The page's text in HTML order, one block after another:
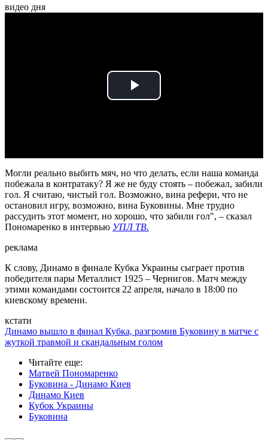
видео дня
Play
Могли реально выбить мяч, но что делать, если наша команда
побежала в контратаку? Я же не буду стоять – побежал, забили
гол. Я считаю, чистый гол. Возможно, вина рефери, что не
остановил игру, возможно, вина Буковины. Мне трудно
рассудить этот момент, но хорошо, что забили гол", – сказал
Пономаренко в интервью УПЛ ТВ.
реклама
К слову, Динамо в финале Кубка Украины сыграет против
победителя пары Металлист 1925 – Чернигов. Матч между
этими командами состоится 22 апреля, начало в 18:00 по
киевскому времени.
кстати
Динамо вышло в финал Кубка, разгромив Буковину в матче с
жуткой травмой и скандальным голом
Читайте еще:
Матвей Пономаренко
Буковина - Динамо Киев
Динамо Киев
Кубок Украины
Буковина